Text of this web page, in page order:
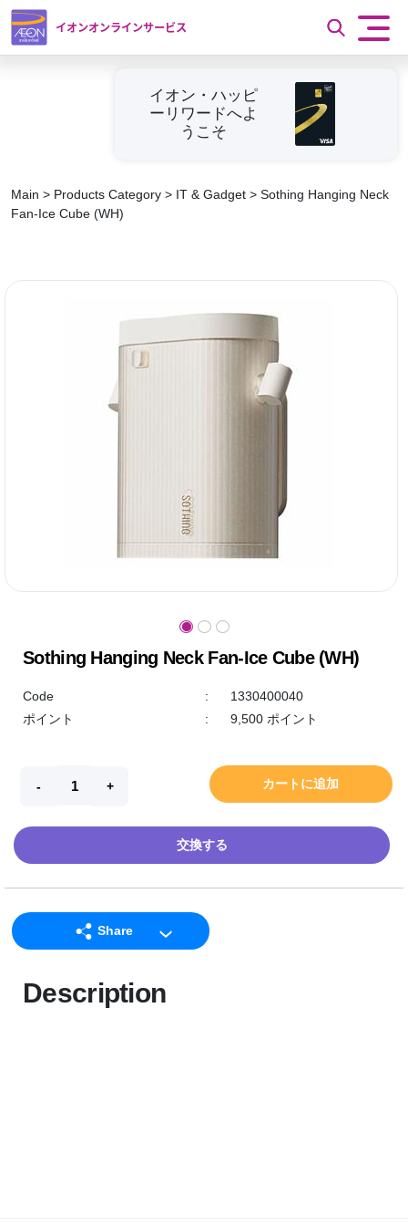
イオンオンラインサービス
イオン・ハッピ
ーリワードへよ
うこそ
Main > Products Category > IT & Gadget > Sothing Hanging Neck
Fan-Ice Cube (WH)
Sothing Hanging Neck Fan-Ice Cube (WH)
Code :
1330400040
ポイント
: 9,500 ポイント
カートに追加
交換する
Share
Facebook
Description